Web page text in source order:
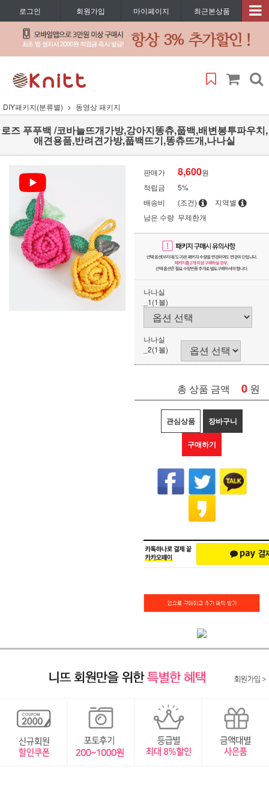
로그인 회원가입 마이페이지 최근본상품
DIY패키지(분류별) 동영상 패키지
로즈 푸푸백 /코바늘뜨개가방,강아지똥츄,풉백,배변봉투파우치,
애견용품,반려견가방,풉백뜨기,똥츄뜨개,나나실
판매가 8,600원
적립금
5%
배송비
(조건)
지역별
남은 수량 무제한개
나나실
_1(1볼)
나나실
_2(1볼)
총 상품 금액 0 원
관심상품 장바구니
구매하기